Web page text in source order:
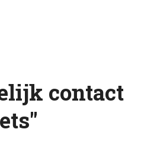
contact